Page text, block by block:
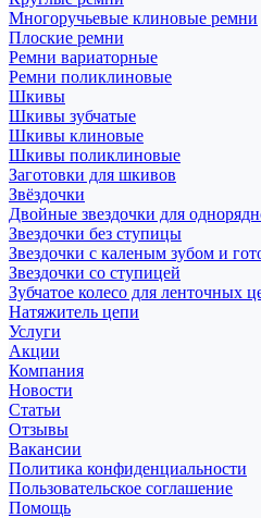
Многоручьевые клиновые ремни
Плоские ремни
Ремни вариаторные
Ремни поликлиновые
Шкивы
Шкивы зубчатые
Шкивы клиновые
Шкивы поликлиновые
Заготовки для шкивов
Звёздочки
Двойные звездочки для
Звездочки без ступицы
Звездочки с каленым зубом и
Звездочки со ступицей
Зубчатое колесо для ленточных
Натяжитель цепи
Услуги
Акции
Компания
Новости
Статьи
Отзывы
Вакансии
Политика конфиденциальности
Пользовательское соглашение
Помощь